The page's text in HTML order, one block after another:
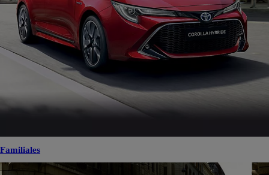
Familiales